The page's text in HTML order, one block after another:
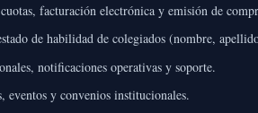
facturación electrónica y emisión de
de habilidad de colegiados (nombre,
notificaciones operativas y soporte.
eventos y convenios institucionales.